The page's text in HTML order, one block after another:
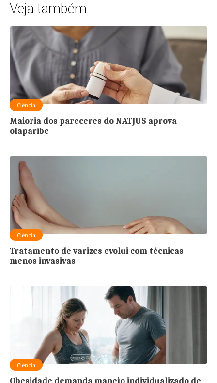
Veja também
Ciência
Maioria dos pareceres do NATJUS aprova
olaparibe
Ciência
Tratamento de varizes evolui com técnicas
menos invasivas
Ciência
Obesidade demanda manejo individualizado de